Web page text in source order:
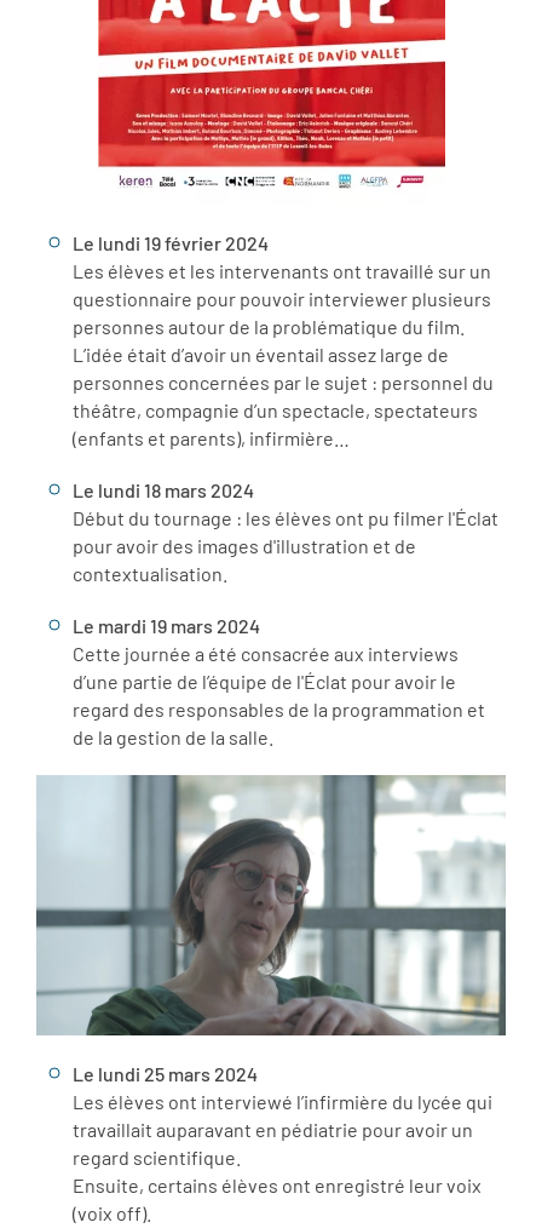
Le lundi 19 février 2024
Les élèves et les intervenants ont travaillé sur un
questionnaire pour pouvoir interviewer plusieurs
personnes autour de la problématique du film.
L’idée était d’avoir un éventail assez large de
personnes concernées par le sujet : personnel du
théâtre, compagnie d’un spectacle, spectateurs
(enfants et parents), infirmière…
Le lundi 18 mars 2024
Début du tournage : les élèves ont pu filmer l'Éclat
pour avoir des images d'illustration et de
contextualisation.
Le mardi 19 mars 2024
Cette journée a été consacrée aux interviews
d’une partie de l’équipe de l'Éclat pour avoir le
regard des responsables de la programmation et
de la gestion de la salle.
Le lundi 25 mars 2024
Les élèves ont interviewé l’infirmière du lycée qui
travaillait auparavant en pédiatrie pour avoir un
regard scientifique.
Ensuite, certains élèves ont enregistré leur voix
(voix off).